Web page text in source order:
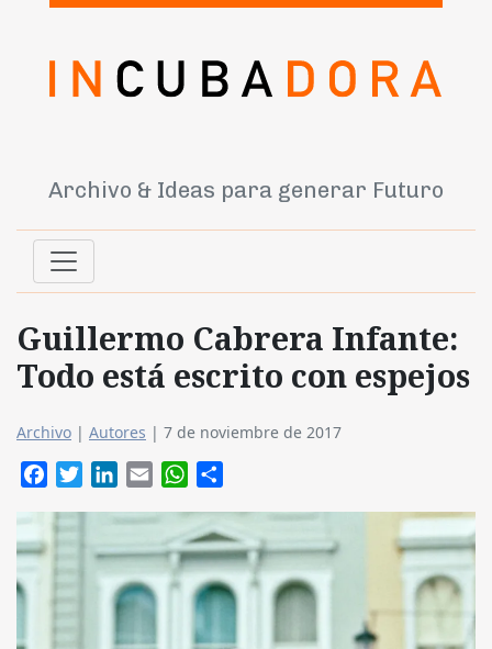
Archivo & Ideas para generar Futuro
Guillermo Cabrera Infante:
Todo está escrito con espejos
Archivo | Autores | 7 de noviembre de 2017
FacebookTwitterLinkedIn
Email WhatsApp